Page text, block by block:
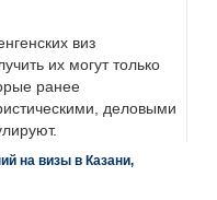
виз
их могут только
ранее
деловыми
на визы в Казани,